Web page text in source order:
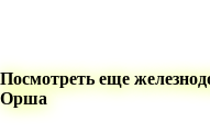
Посмотреть еще
Орша